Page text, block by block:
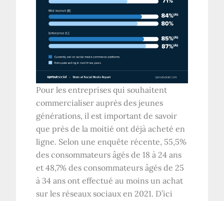
Pour les entreprises qui souhaitent
commercialiser auprès des jeunes
générations, il est important de savoir
que près de la moitié ont déjà acheté en
ligne. Selon une enquête récente, 55,5%
des consommateurs âgés de 18 à 24 ans
et 48,7% des consommateurs âgés de 25
à 34 ans ont effectué au moins un achat
sur les réseaux sociaux en 2021. D’ici